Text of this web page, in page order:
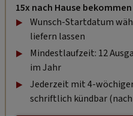
15x nach Hause
Wunsch-Startdatum
liefern lassen
Mindestlaufzeit: 12
im Jahr
Jederzeit mit 4-
schriftlich kündbar